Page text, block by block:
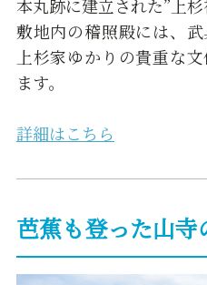
本丸跡に建立された”上杉
敷地内の稽照殿には、武
上杉家ゆかりの貴重な
ます。
詳細はこちら
芭蕉も登った山寺